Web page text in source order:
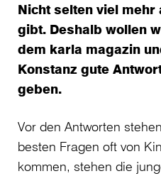
Nicht selten viel
gibt. Deshalb wollen
dem karla magazin
Konstanz gute
geben.
Vor den Antworten
besten Fragen oft von
kommen, stehen die